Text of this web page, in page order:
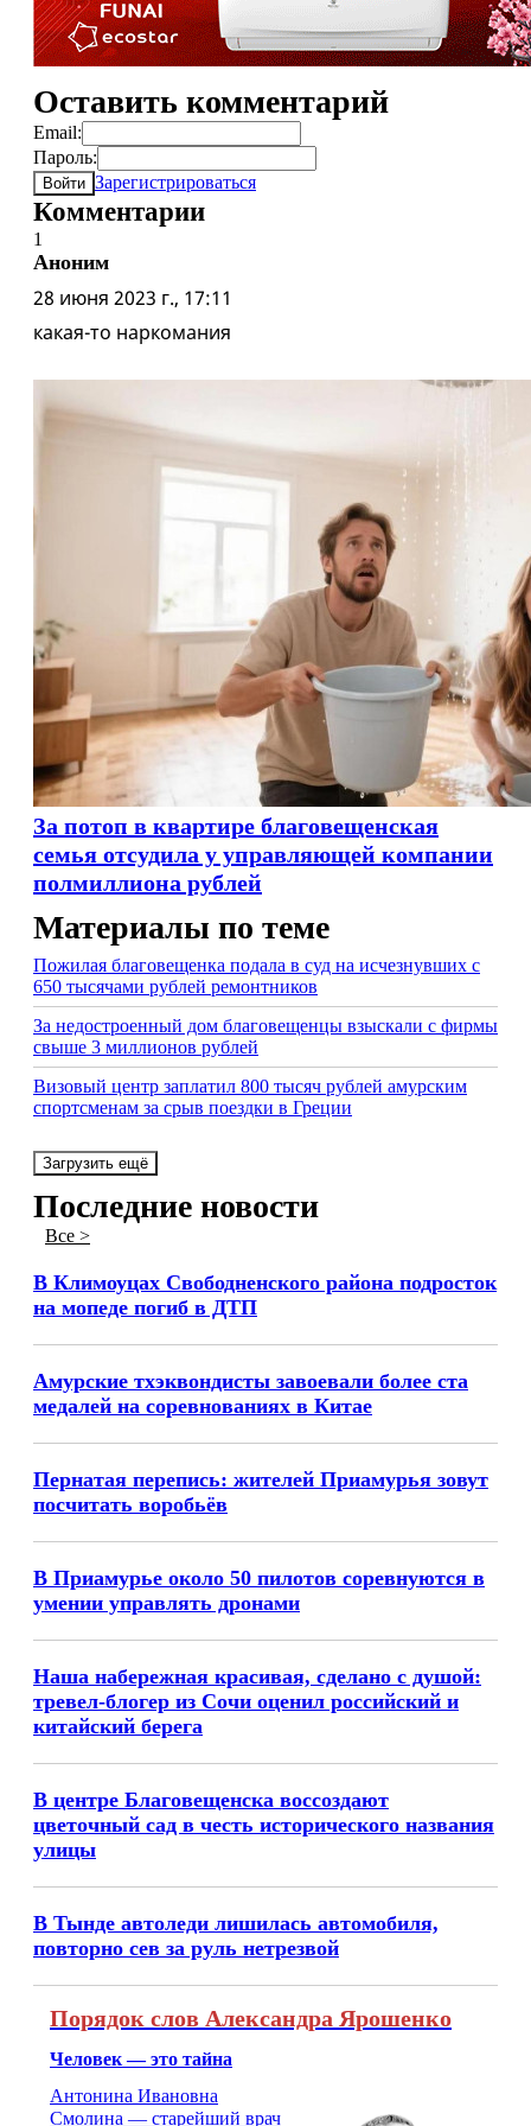
Оставить комментарий
Email:
Пароль:
Войти Зарегистрироваться
Комментарии
1
Аноним
28 июня 2023 г., 17:11
какая-то наркомания
За потоп в квартире благовещенская
семья отсудила у управляющей компании
полмиллиона рублей
Материалы по теме
Пожилая благовещенка подала в суд на исчезнувших с
650 тысячами рублей ремонтников
За недостроенный дом благовещенцы взыскали с фирмы
свыше 3 миллионов рублей
Визовый центр заплатил 800 тысяч рублей амурским
спортсменам за срыв поездки в Греции
Загрузить ещё
Последние новости
Все >
В Климоуцах Свободненского района подросток
на мопеде погиб в ДТП
Амурские тхэквондисты завоевали более ста
медалей на соревнованиях в Китае
Пернатая перепись: жителей Приамурья зовут
посчитать воробьёв
В Приамурье около 50 пилотов соревнуются в
умении управлять дронами
Наша набережная красивая, сделано с душой:
тревел-блогер из Сочи оценил российский и
китайский берега
В центре Благовещенска воссоздают
цветочный сад в честь исторического названия
улицы
В Тынде автоледи лишилась автомобиля,
повторно сев за руль нетрезвой
Порядок слов Александра Ярошенко
Человек — это тайна
Антонина Ивановна
Смолина — старейший врач